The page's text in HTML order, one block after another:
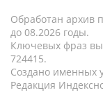
Обработан архив
до 08.2026 годы.
Ключевых фраз
724415.
Создано именных
Редакция